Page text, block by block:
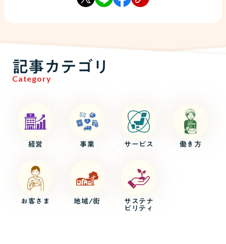
記事カテゴリ
Category
経営 事業 サービス 働き方
お客さま 地域/街
サステナ
ビリティ